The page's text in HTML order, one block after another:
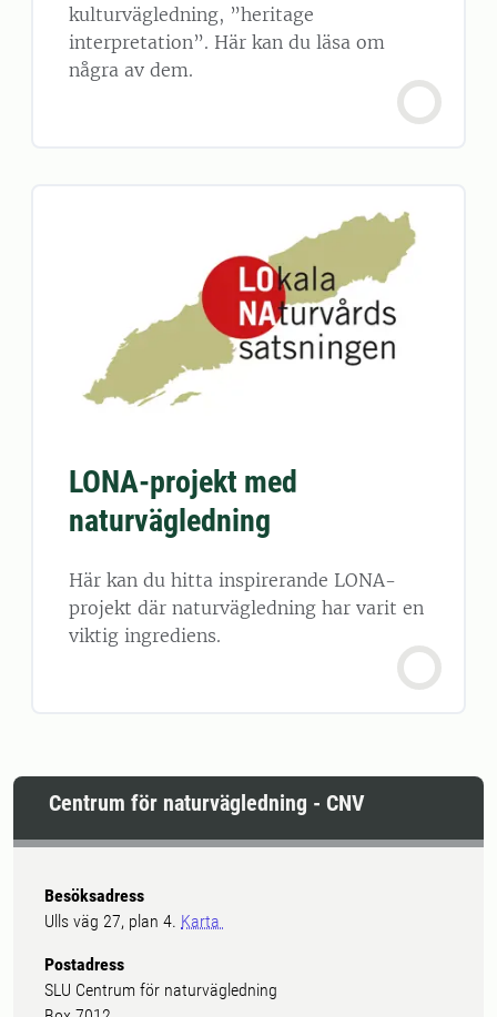
kulturvägledning, ”heritage
interpretation”. Här kan du läsa om
några av dem.
LONA-projekt med
naturvägledning
Här kan du hitta inspirerande LONA-
projekt där naturvägledning har varit en
viktig ingrediens.
Centrum för naturvägledning - CNV
Besöksadress
Ulls väg 27, plan 4. Karta
Postadress
SLU Centrum för naturvägledning